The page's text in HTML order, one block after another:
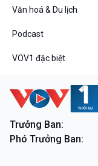
Chân dung cuộc sống
Văn hoá & Du lịch
Podcast
VOV1 đặc biệt
Trưởng Ban:
Phó Trưởng Ban: